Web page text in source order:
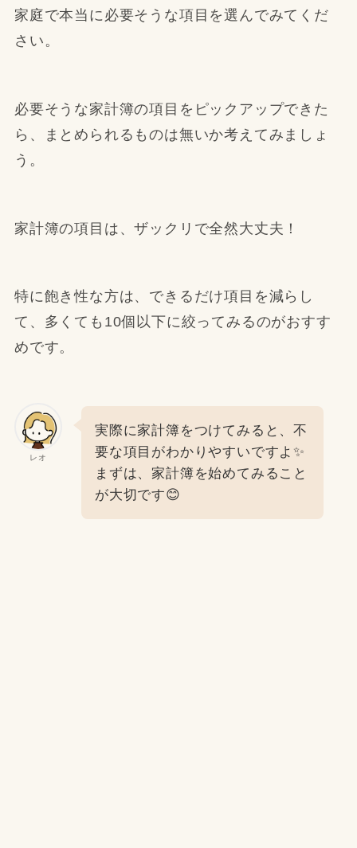
家庭で本当に必要そうな項目を選んでみてくだ
さい。
必要そうな家計簿の項目をピックアップできた
ら、まとめられるものは無いか考えてみましょ
う。
家計簿の項目は、ザックリで全然大丈夫！
特に飽き性な方は、できるだけ項目を減らし
て、多くても10個以下に絞ってみるのがおすす
めです。
レオ
実際に家計簿をつけてみると、不
要な項目がわかりやすいですよ✨
まずは、家計簿を始めてみること
が大切です😊